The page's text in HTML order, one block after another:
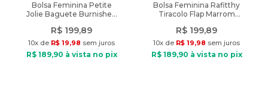
Bolsa Feminina Petite
Jolie Baguete Burnished
R$ 199,89
10x de R$ 19,98 sem juros
R$ 189,90 à vista no pix
Bolsa Feminina Rafitthy
Tiracolo Flap Marrom
R$ 199,89
10x de R$ 19,98 sem juros
R$ 189,90 à vista no pix